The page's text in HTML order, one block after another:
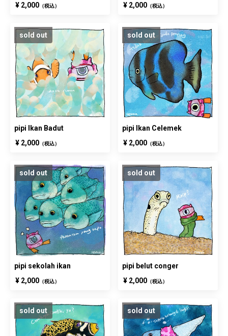
¥ 2,000 （税込）
¥ 2,000 （税込）
sold out
pipi Ikan Badut
¥ 2,000 （税込）
sold out
pipi Ikan Celemek
¥ 2,000 （税込）
sold out
pipi sekolah ikan
¥ 2,000 （税込）
sold out
pipi belut conger
¥ 2,000 （税込）
sold out sold out